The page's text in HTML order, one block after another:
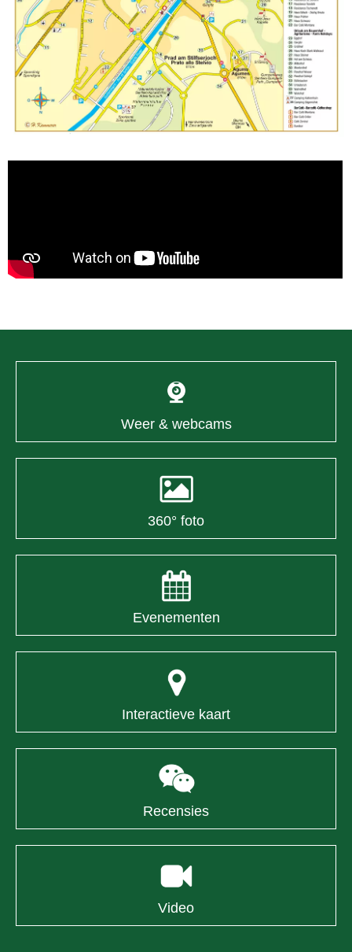
Weer & webcams
360° foto
Evenementen
Interactieve kaart
Recensies
Video